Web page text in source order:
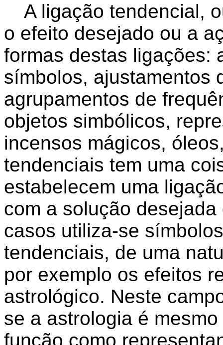
A ligação tendencial,
o efeito desejado ou a
formas destas ligações:
símbolos, ajustamentos
agrupamentos de
objetos simbólicos,
incensos mágicos,
tendenciais tem uma
estabelecem uma
com a solução
casos utiliza-se
tendenciais, de uma
por exemplo os efeitos
astrológico. Neste
se a astrologia é
função como